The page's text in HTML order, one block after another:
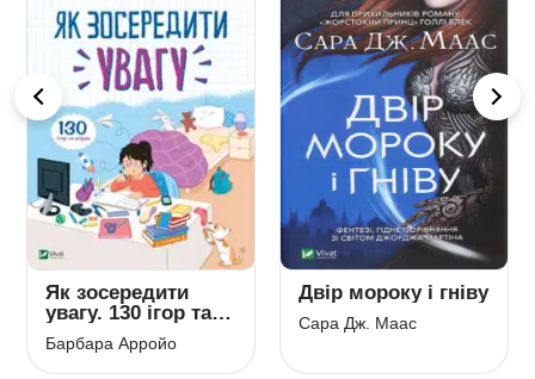
Як зосередити
увагу. 130 ігор та
вправ
Барбара Арройо
Двір мороку і гніву
Сара Дж. Маас